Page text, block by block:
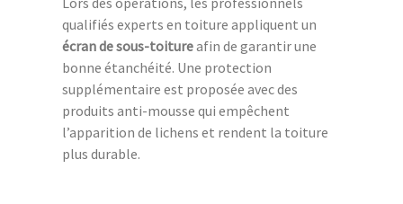
qualifiés experts en toiture appliquent un
écran de sous-toitureafin de garantir une
bonne étanchéité. Une protection
supplémentaire est proposée avec des
produits anti-mousse qui empêchent
l’apparition de lichens et rendent la toiture
plus durable.